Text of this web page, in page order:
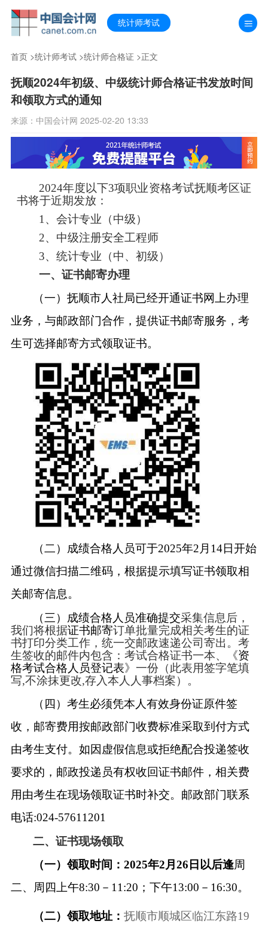
统计师考试
首页>统计师考试>统计师合格证 >正文
抚顺2024年初级、中级统计师合格证书发放时间
和领取方式的通知
来源：中国会计网 2025-02-20 13:33
2024年度以下3项职业资格考试抚顺考区证
书将于近期发放：
1、 会计专业（中级）
2、 中级注册安全工程师
3、 统计专业（中、初级）
一、证书邮寄办理
（一）抚顺市人社局已经开通证书网上办理
业务，与邮政部门合作，提供证书邮寄服务，考
生可选择邮寄方式领取证书。
（二）成绩合格人员可于2025年2月14日开始
通过微信扫描二维码，根据提示填写证书领取相
关邮寄信息。
（三）成绩合格人员准确提交采集信息后，
我们将根据证书邮寄订单批量完成相关考生的证
书打印分类工作，统一交邮政速递公司寄出。考
生签收的邮件内包含：考试合格证书一本、《资
格考试合格人员登记表》一份（此表用签字笔填
写,不涂抹更改,存入本人人事档案）。
（四）考生必须凭本人有效身份证原件签
收，邮寄费用按邮政部门收费标准采取到付方式
由考生支付。如因虚假信息或拒绝配合投递签收
要求的，邮政投递员有权收回证书邮件，相关费
用由考生在现场领取证书时补交。邮政部门联系
电话:024-57611201
二、证书现场领取
（一）领取时间： 2025年2月26日以后逢周
二、周四上午8:30－11:20；下午13:00－16:30。
（二）领取地址： 抚顺市顺城区临江东路19